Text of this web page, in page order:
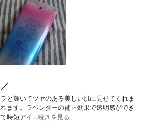
と輝いてツヤのある美しい肌に見せてくれま
ます。ラベンダーの補正効果で透明感ができ
時短アイ…続きを見る